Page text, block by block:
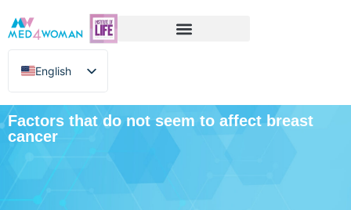
English
Greek
Factors that do not seem to affect breast
cancer